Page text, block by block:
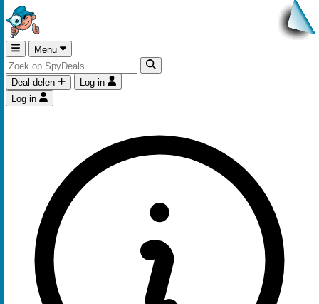
Menu
Deal delen
Log in
Log in